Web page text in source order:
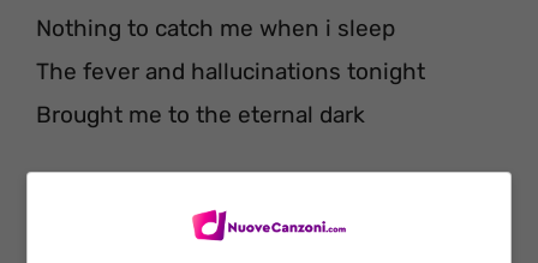
Nothing to catch me when i sleep
The fever and hallucinations tonight
Brought me to the eternal dark
Where is the love that you have